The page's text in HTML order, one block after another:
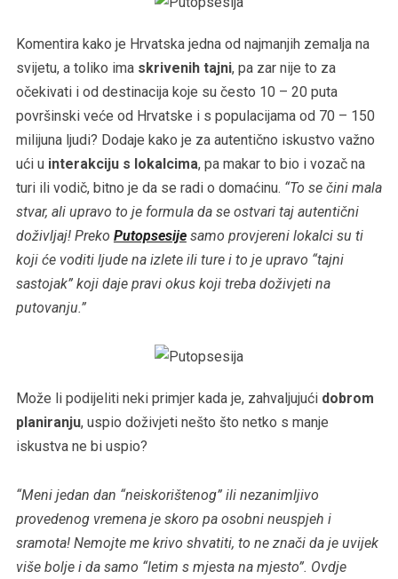
Komentira kako je Hrvatska jedna od najmanjih zemalja na
svijetu, a toliko ima skrivenih tajni, pa zar nije to za
očekivati i od destinacija koje su često 10 – 20 puta
površinski veće od Hrvatske i s populacijama od 70 – 150
milijuna ljudi? Dodaje kako je za autentično iskustvo važno
ući u interakciju s lokalcima, pa makar to bio i vozač na
turi ili vodič, bitno je da se radi o domaćinu. “To se čini mala
stvar, ali upravo to je formula da se ostvari taj autentični
doživljaj! Preko Putopsesijesamo provjereni lokalci su ti
koji će voditi ljude na izlete ili ture i to je upravo “tajni
sastojak” koji daje pravi okus koji treba doživjeti na
putovanju.”
Može li podijeliti neki primjer kada je, zahvaljujući dobrom
planiranju, uspio doživjeti nešto što netko s manje
iskustva ne bi uspio?
“Meni jedan dan “neiskorištenog” ili nezanimljivo
provedenog vremena je skoro pa osobni neuspjeh i
sramota! Nemojte me krivo shvatiti, to ne znači da je uvijek
više bolje i da samo “letim s mjesta na mjesto”. Ovdje